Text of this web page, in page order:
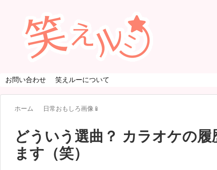
お問い合わせ 笑えルーについて
ホーム 日常おもしろ画像📱
どういう選曲？ カラオケの
ます（笑）